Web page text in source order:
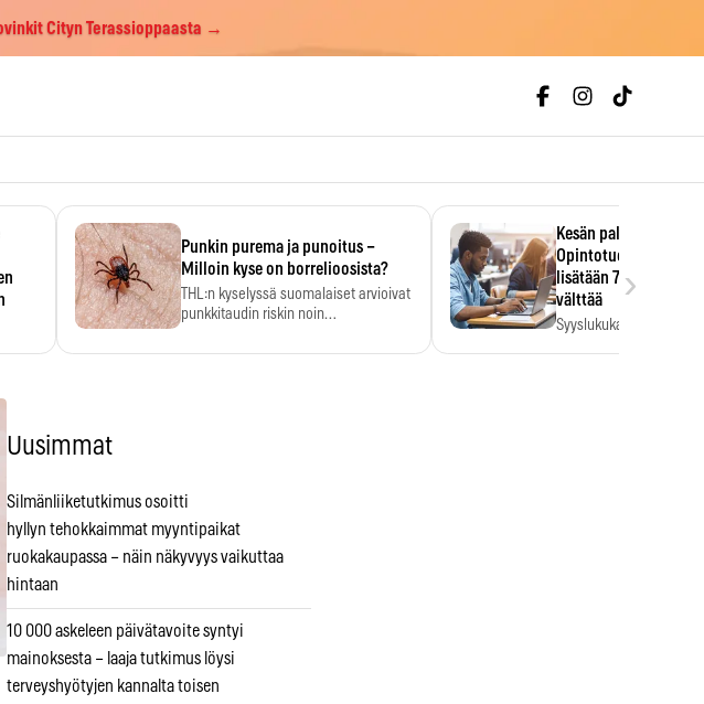
Cityn Terassioppaasta →
Punkin purema ja punoitus –
Milloin kyse on borrelioosista?
THL:n kyselyssä suomalaiset arvioivat
punkkitaudin riskin noin
Kesän palkka
Opintotuen
lisätään 7,5
välttää
Syyslukukauden
›
Uusimmat
Silmänliiketutkimus osoitti
hyllyn tehokkaimmat myyntipaikat
ruokakaupassa – näin näkyvyys vaikuttaa
hintaan
10 000 askeleen päivätavoite syntyi
mainoksesta – laaja tutkimus löysi
terveyshyötyjen kannalta toisen